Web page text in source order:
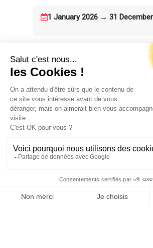
1 January 2026 → 31
UNTERKUNFT
AUSSTATTUNG
KOMFORT